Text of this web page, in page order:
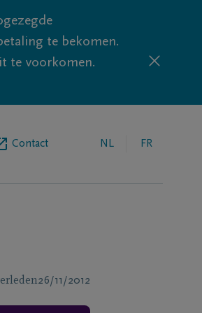
te bekomen.
te voorkomen.
Contact NL FR
26/11/2012